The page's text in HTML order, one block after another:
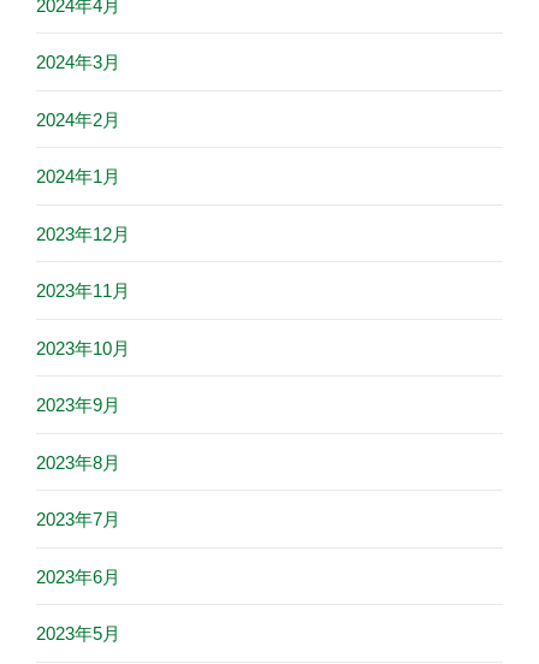
2024年4月
2024年3月
2024年2月
2024年1月
2023年12月
2023年11月
2023年10月
2023年9月
2023年8月
2023年7月
2023年6月
2023年5月